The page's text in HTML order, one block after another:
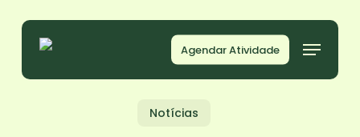
content
Agendar Atividade
Notícias